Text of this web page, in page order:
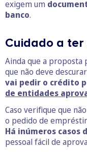
exigem um
banco.
Cuidado a
Ainda que a proposta
que não deve
vai pedir o crédito
de entidades
Caso verifique que
o pedido de
Há inúmeros casos
pessoal fácil de